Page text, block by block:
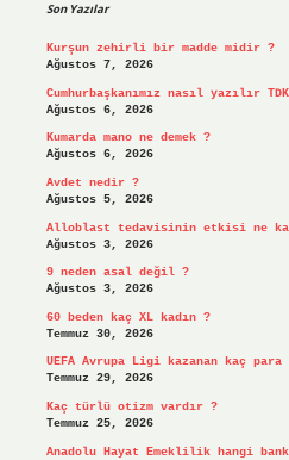
Son Yazılar
Kurşun zehirli bir madde midir ?
Ağustos 7, 2026
Cumhurbaşkanımız nasıl yazılır
Ağustos 6, 2026
Kumarda mano ne demek ?
Ağustos 6, 2026
Avdet nedir ?
Ağustos 5, 2026
Alloblast tedavisinin etkisi ne
Ağustos 3, 2026
9 neden asal değil ?
Ağustos 3, 2026
60 beden kaç XL kadın ?
Temmuz 30, 2026
UEFA Avrupa Ligi kazanan kaç
Temmuz 29, 2026
Kaç türlü otizm vardır ?
Temmuz 25, 2026
Anadolu Hayat Emeklilik hangi